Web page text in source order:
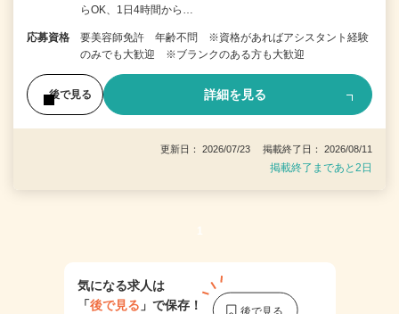
らOK、1日4時間から…
応募資格
要美容師免許 年齢不問 ※資格があればアシスタント経験
のみでも大歓迎 ※ブランクのある方も大歓迎
後で見る 詳細を見る
更新日： 2026/07/23 掲載終了日： 2026/08/11
掲載終了まであと2日
1
気になる求人は
「後で見る 」で保存！